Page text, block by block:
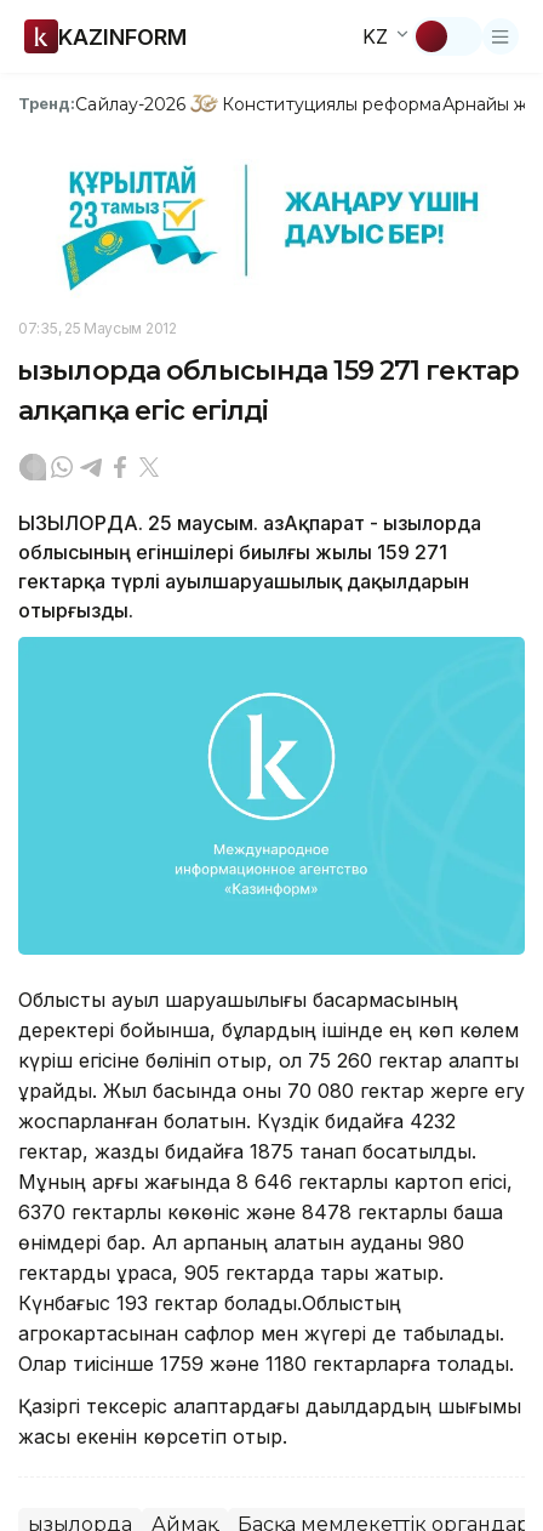
KAZINFORM KZ
Тренд:Сайлау-2026 Конституциялық реформаАрнайы
07:35, 25 Маусым 2012
Қызылорда облысында 159 271 гектар
алқапқа егіс егілді
ҚЫЗЫЛОРДА. 25 маусым. ҚазАқпарат - Қызылорда
облысының егіншілері биылғы жылы 159 271
гектарқа түрлі ауылшаруашылық дақылдарын
отырғызды.
Облыстық ауыл шаруашылығы басқармасының
деректері бойынша, бұлардың ішінде ең көп көлем
күріш егісіне бөлініп отыр, ол 75 260 гектар алқапты
құрайды. Жыл басында оны 70 080 гектар жерге егу
жоспарланған болатын. Күздік бидайға 4232
гектар, жаздық бидайға 1875 танап босатылды.
Мұның арғы жағында 8 646 гектарлық картоп егісі,
6370 гектарлық көкөніс және 8478 гектарлық бақша
өнімдері бар. Ал арпаның алатын ауданы 980
гектарды құраса, 905 гектарда тары жатыр.
Күнбағыс 193 гектар болады.Облыстың
агрокартасынан сафлор мен жүгері де табылады.
Олар тиісінше 1759 және 1180 гектарларға толады.
Қазіргі тексеріс алқаптардағы дақылдардың шығымы
жақсы екенін көрсетіп отыр.
Қызылорда Аймақ Басқа мемлекеттік органдар